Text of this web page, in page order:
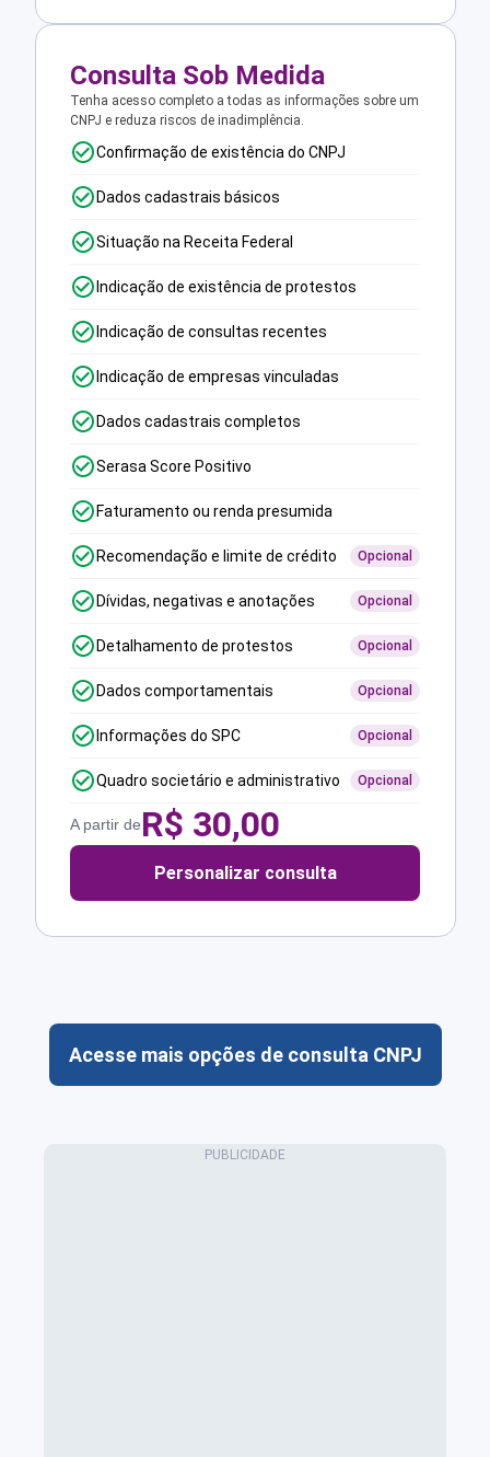
Consulta Sob Medida
Tenha acesso completo a todas as informações sobre um
CNPJ e reduza riscos de inadimplência.
Confirmação de existência do CNPJ
Dados cadastrais básicos
Situação na Receita Federal
Indicação de existência de protestos
Indicação de consultas recentes
Indicação de empresas vinculadas
Dados cadastrais completos
Serasa Score Positivo
Faturamento ou renda presumida
Recomendação e limite de crédito Opcional
Dívidas, negativas e anotações Opcional
Detalhamento de protestos Opcional
Dados comportamentais Opcional
Informações do SPC Opcional
Quadro societário e administrativo Opcional
A partir deR$ 30,00
Personalizar consulta
Acesse mais opções de consulta CNPJ